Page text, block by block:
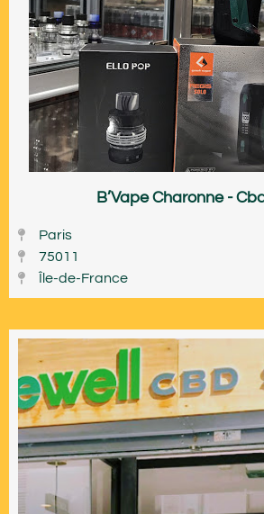
B’Vape Charonne -
Paris
75011
Île-de-France